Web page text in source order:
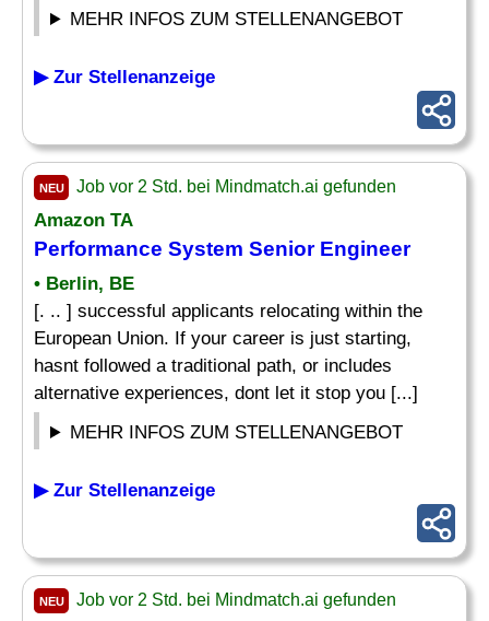
MEHR INFOS ZUM STELLENANGEBOT
▶ Zur Stellenanzeige
NEU Job vor 2 Std. bei Mindmatch.ai gefunden
Amazon TA
Performance System Senior Engineer
• Berlin, BE
[. .. ] successful applicants relocating within the
European Union. If your career is just starting,
hasnt followed a traditional path, or includes
alternative experiences, dont let it stop you [...]
MEHR INFOS ZUM STELLENANGEBOT
▶ Zur Stellenanzeige
NEU Job vor 2 Std. bei Mindmatch.ai gefunden